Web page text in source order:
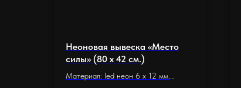
Неоновая вывеска «Место
силы» (80 х 42 см.)
Материал: led неон 6 x 12 мм.